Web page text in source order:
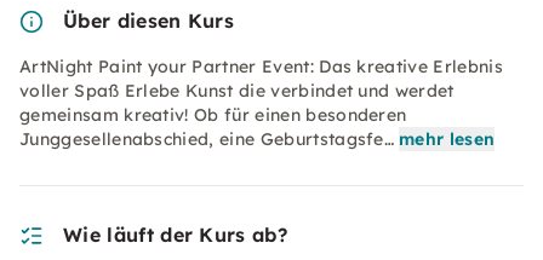
Über diesen Kurs
ArtNight Paint your Partner Event: Das kreative Erlebnis
voller Spaß Erlebe Kunst die verbindet und werdet
gemeinsam kreativ! Ob für einen besonderen
Junggesellenabschied, eine Geburtstagsfe… mehr lesen
Wie läuft der Kurs ab?